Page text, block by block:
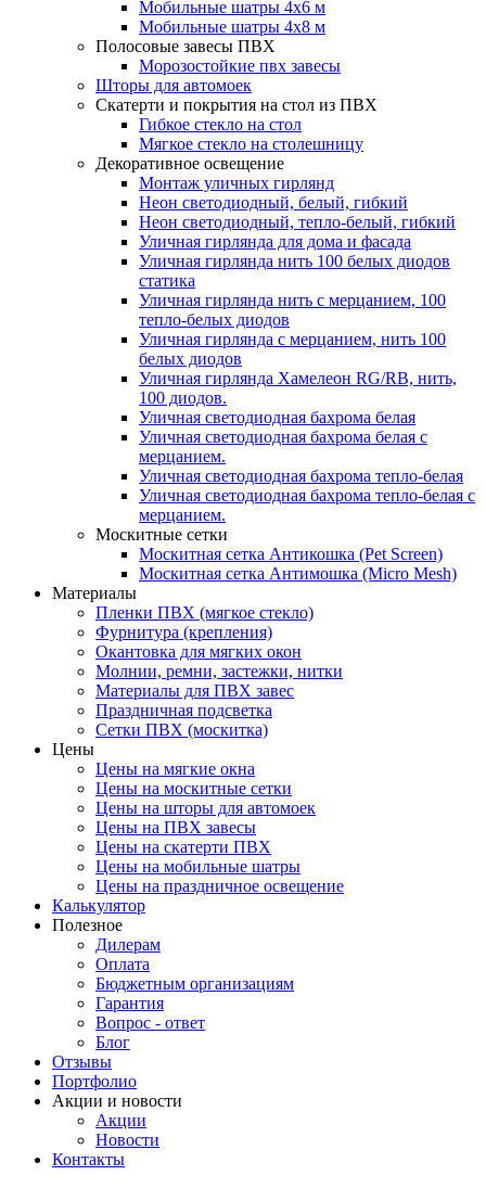
Мобильные шатры 4х6 м
Мобильные шатры 4х8 м
Полосовые завесы ПВХ
Морозостойкие пвх завесы
Шторы для автомоек
Скатерти и покрытия на стол из ПВХ
Гибкое стекло на стол
Мягкое стекло на столешницу
Декоративное освещение
Монтаж уличных гирлянд
Неон светодиодный, белый, гибкий
Неон светодиодный, тепло-белый, гибкий
Уличная гирлянда для дома и фасада
Уличная гирлянда нить 100 белых диодов
статика
Уличная гирлянда нить с мерцанием, 100
тепло-белых диодов
Уличная гирлянда с мерцанием, нить 100
белых диодов
Уличная гирлянда Хамелеон RG/RB, нить,
100 диодов.
Уличная светодиодная бахрома белая
Уличная светодиодная бахрома белая с
мерцанием.
Уличная светодиодная бахрома тепло-белая
Уличная светодиодная бахрома тепло-белая с
мерцанием.
Москитные сетки
Москитная сетка Антикошка (Pet Screen)
Москитная сетка Антимошка (Micro Mesh)
Материалы
Пленки ПВХ (мягкое стекло)
Фурнитура (крепления)
Окантовка для мягких окон
Молнии, ремни, застежки, нитки
Материалы для ПВХ завес
Праздничная подсветка
Сетки ПВХ (москитка)
Цены
Цены на мягкие окна
Цены на москитные сетки
Цены на шторы для автомоек
Цены на ПВХ завесы
Цены на скатерти ПВХ
Цены на мобильные шатры
Цены на праздничное освещение
Калькулятор
Полезное
Дилерам
Оплата
Бюджетным организациям
Гарантия
Вопрос - ответ
Блог
Отзывы
Портфолио
Акции и новости
Акции
Новости
Контакты